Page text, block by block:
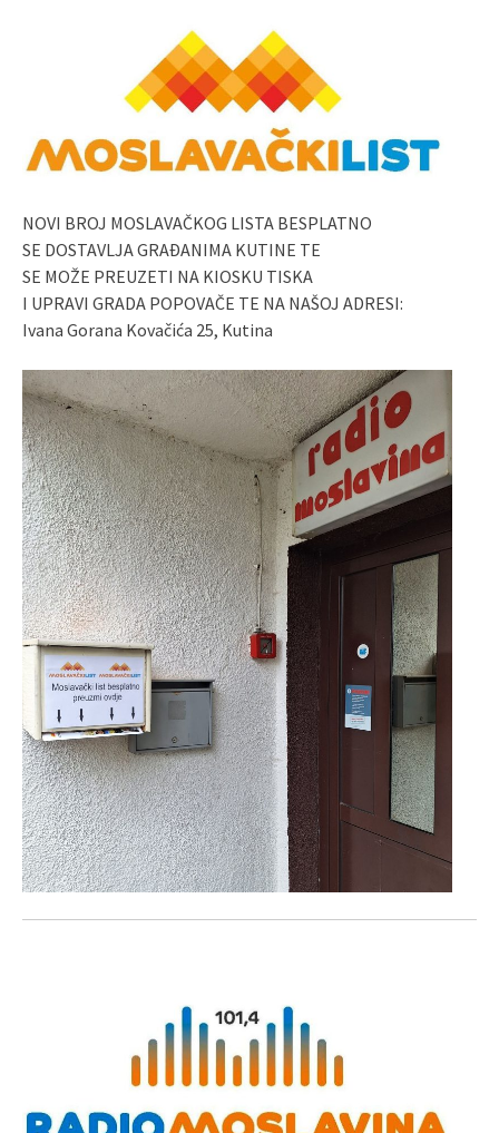
NOVI BROJ MOSLAVAČKOG LISTA BESPLATNO
SE DOSTAVLJA GRAĐANIMA KUTINE TE
SE MOŽE PREUZETI NA KIOSKU TISKA
I UPRAVI GRADA POPOVAČE TE NA NAŠOJ ADRESI:
Ivana Gorana Kovačića 25, Kutina